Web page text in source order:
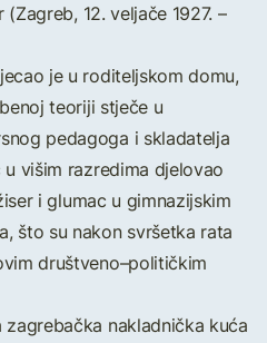
12. veljače 1927. –
je u roditeljskom domu,
teoriji stječe u
pedagoga i skladatelja
višim razredima djelovao
i glumac u gimnazijskim
što su nakon svršetka rata
društveno–političkim
nakladnička kuća